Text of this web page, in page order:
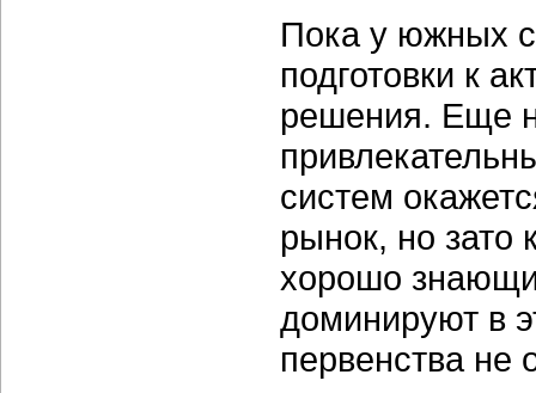
Пока у южных
подготовки к
решения. Еще
систем
рынок, но зато
хорошо
доминируют в
первенства не